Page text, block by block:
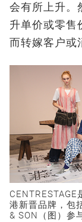
会有所上升。
升单价或零售
而转嫁客户或
港新晋品牌，包
& SON（图）参